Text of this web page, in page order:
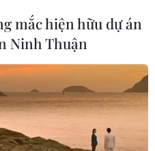
NAM
THỊ TÁM, KHÚC THANH
mắc hiện hữu dự án
Ninh Thuận